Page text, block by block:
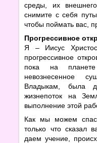
среды, их
снимите с себя
чтобы поймать вас,
Прогрессивное
Я – Иисус
прогрессивное
пока на
невознесенное
Владыкам, была
жизнепоток на
выполнение этой
Как мы можем
только что сказал
даем учение,